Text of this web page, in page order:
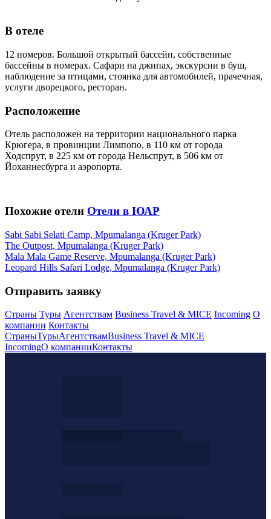
В отеле
12 номеров. Большой открытый бассейн, собственные
бассейны в номерах. Сафари на джипах, экскурсии в буш,
наблюдение за птицами, стоянка для автомобилей, прачечная,
услуги дворецкого, ресторан.
Расположение
Отель расположен на территории национального парка
Крюгера, в провинции Лимпопо, в 110 км от города
Ходспрут, в 225 км от города Нельспрут, в 506 км от
Йоханнесбурга и аэропорта.
Похожие отели Отели в ЮАР
Sabi Sabi Selati Camp, Mpumalanga (Kruger Park)
The Outpost, Mpumalanga (Kruger Park)
Mala Mala Game Reserve, Mpumalanga (Kruger Park)
Leopard Hills Safari Lodge, Mpumalanga (Kruger Park)
Отправить заявку
Страны Туры Агентствам Business Travel & MICE Incoming О
компании Контакты
СтраныТурыАгентствамBusiness Travel & MICE
IncomingО компанииКонтакты